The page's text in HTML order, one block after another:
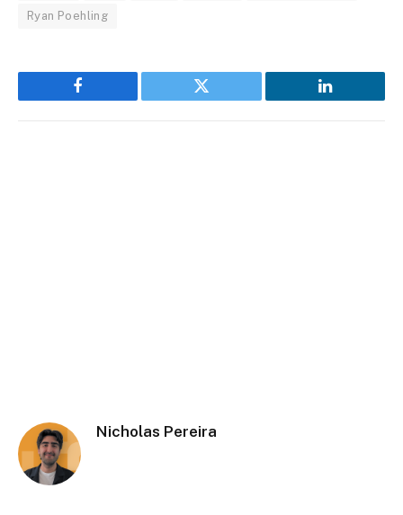
Ryan Poehling
Facebook Twitter LinkedIn
Nicholas Pereira